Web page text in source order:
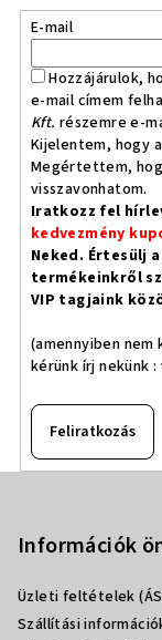
E-mail
Hozzájárulok,
e-mail címem
Kft. részemre e-
Kijelentem, hogy
Megértettem,
visszavonhatom.
Iratkozz fel
kedvezmény
Neked. Értesülj
termékeinkről
VIP tagjaink
(amennyiben
kérünk írj nekünk :
Feliratkozás
Információk
Üzleti feltételek
Szállítási